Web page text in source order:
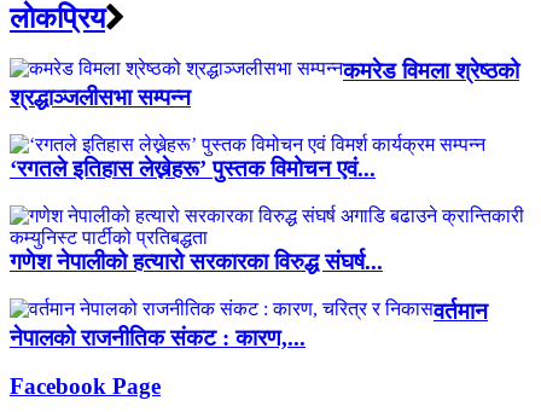
लाेकप्रिय
कमरेड विमला श्रेष्ठको
श्रद्धाञ्जलीसभा सम्पन्न
‘रगतले इतिहास लेख्नेहरू’ पुस्तक विमोचन एवं...
गणेश नेपालीको हत्यारो सरकारका विरुद्ध संघर्ष...
वर्तमान
नेपालको राजनीतिक संकट : कारण,...
Facebook Page